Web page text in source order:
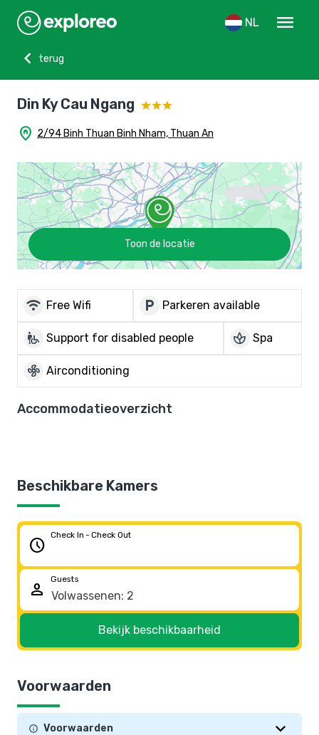
NL
menu
chevron_left
terug
Din Ky Cau Ngang
home_pin 2/94 Binh Thuan Binh Nham, Thuan An
Toon de locatie
wifi Free Wifi local_parking Parkeren available
wheelchair_pickup Support for disabled people spa Spa
mode_fan Airconditioning
Accommodatieoverzicht
Beschikbare Kamers
schedule
Check In - Check Out
person
Guests
Bekijk beschikbaarheid
Voorwaarden
Voorwaarden